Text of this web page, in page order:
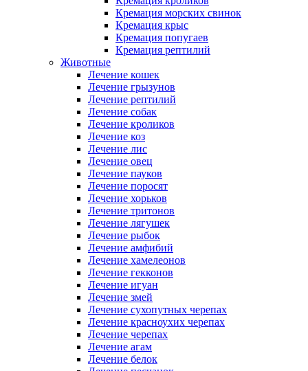
Кремация морских свинок
Кремация крыс
Кремация попугаев
Кремация рептилий
Животные
Лечение кошек
Лечение грызунов
Лечение рептилий
Лечение собак
Лечение кроликов
Лечение коз
Лечение лис
Лечение овец
Лечение пауков
Лечение поросят
Лечение хорьков
Лечение тритонов
Лечение лягушек
Лечение рыбок
Лечение амфибий
Лечение хамелеонов
Лечение гекконов
Лечение игуан
Лечение змей
Лечение сухопутных черепах
Лечение красноухих черепах
Лечение черепах
Лечение агам
Лечение белок